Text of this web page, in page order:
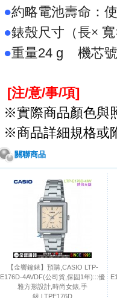
●約略電池壽命：
●錶殼尺寸（長×
●重量24 g 機芯
[注/意/事/項]
※實際商品顏色與
※商品詳細規格或
關聯商品
【金響鐘錶】預購,CASIO LTP-
E176D-4AVDF(公司貨,保固1年):::優
雅方形設計,時尚女錶,手
錶,LTPE176D